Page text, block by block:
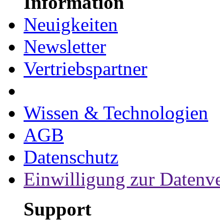
Neuigkeiten
Newsletter
Vertriebspartner
Wissen & Technologien
AGB
Datenschutz
Einwilligung zur
Support